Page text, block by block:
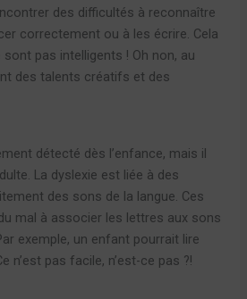
des difficultés à reconnaître
correctement ou à les écrire. Cela
sont pas intelligents ! Oh non, au
des talents créatifs et des
détecté dès l’enfance, mais il
La dyslexie est liée à des
des sons de la langue. Ces
mal à associer les lettres aux sons
exemple, un enfant pourrait lire
n’est pas facile, n’est-ce pas ?!